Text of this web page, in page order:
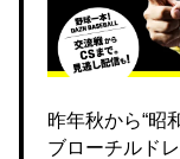
昨年秋から“昭
ブローチルド